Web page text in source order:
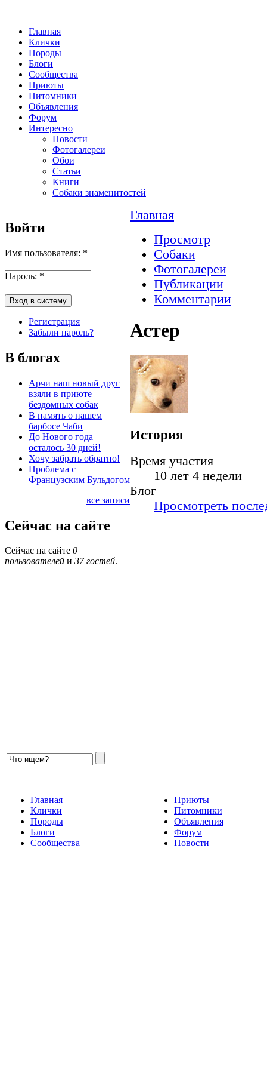
Главная
Клички
Породы
Блоги
Сообщества
Приюты
Питомники
Объявления
Форум
Интересно
Новости
Фотогалереи
Обои
Статьи
Книги
Собаки знаменитостей
Войти
Имя пользователя: *
Пароль: *
Регистрация
Забыли пароль?
В блогах
Арчи наш новый друг
взяли в приюте
бездомных собак
В память о нашем
барбосе Чаби
До Нового года
осталось 30 дней!
Хочу забрать обратно!
Проблема с
Французским Бульдогом
все записи
Сейчас на сайте
Сейчас на сайте 0
пользователей и 37 гостей.
Главная
Просмотр
Собаки
Фотогалереи
Публикации
Комментарии
Астер
История
Время участия
10 лет 4 недели
Блог
Просмотреть
Главная
Клички
Породы
Блоги
Сообщества
Приюты
Питомники
Объявления
Форум
Новости